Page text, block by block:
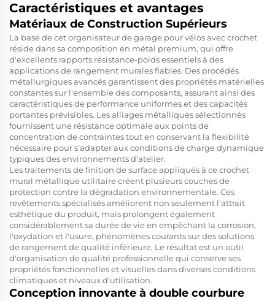
Caractéristiques et avantages
Matériaux de Construction Supérieurs
La base de cet organisateur de garage pour vélos avec crochet
réside dans sa composition en métal premium, qui offre
d'excellents rapports résistance-poids essentiels à des
applications de rangement murales fiables. Des procédés
métallurgiques avancés garantissent des propriétés matérielles
constantes sur l'ensemble des composants, assurant ainsi des
caractéristiques de performance uniformes et des capacités
portantes prévisibles. Les alliages métalliques sélectionnés
fournissent une résistance optimale aux points de
concentration de contraintes tout en conservant la flexibilité
nécessaire pour s'adapter aux conditions de charge dynamique
typiques des environnements d'atelier.
Les traitements de finition de surface appliqués à ce crochet
mural métallique utilitaire créent plusieurs couches de
protection contre la dégradation environnementale. Ces
revêtements spécialisés améliorent non seulement l'attrait
esthétique du produit, mais prolongent également
considérablement sa durée de vie en empêchant la corrosion,
l'oxydation et l'usure, phénomènes courants sur des solutions
de rangement de qualité inférieure. Le résultat est un outil
d'organisation de qualité professionnelle qui conserve ses
propriétés fonctionnelles et visuelles dans diverses conditions
climatiques et niveaux d'utilisation.
Conception innovante à double courbure